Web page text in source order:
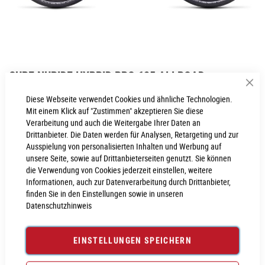
Diese Webseite verwendet Cookies und ähnliche Technologien.
Mit einem Klick auf "Zustimmen" akzeptieren Sie diese
Verarbeitung und auch die Weitergabe Ihrer Daten an
Drittanbieter. Die Daten werden für Analysen, Retargeting und zur
Ausspielung von personalisierten Inhalten und Werbung auf
unsere Seite, sowie auf Drittanbieterseiten genutzt. Sie können
die Verwendung von Cookies jederzeit einstellen, weitere
Informationen, auch zur Datenverarbeitung durch Drittanbieter,
finden Sie in den Einstellungen sowie in unseren
Datenschutzhinweis
EINSTELLUNGEN SPEICHERN
Bildgalerie
springen
CUBE NURIDE HYBRID PRO 625 ALLROAD
Inkl. MwSt., nur Abholung möglich
PROBEFAHRT VEREINBAREN
Produktanfrage stellen
PRODUKTINFORMATIONEN